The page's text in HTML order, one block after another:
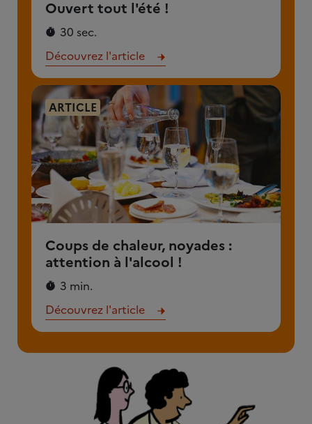
Ouvert tout l'été !
30 sec.
Découvrez l'article
ARTICLE
Coups de chaleur, noyades :
attention à l'alcool !
3 min.
Découvrez l'article